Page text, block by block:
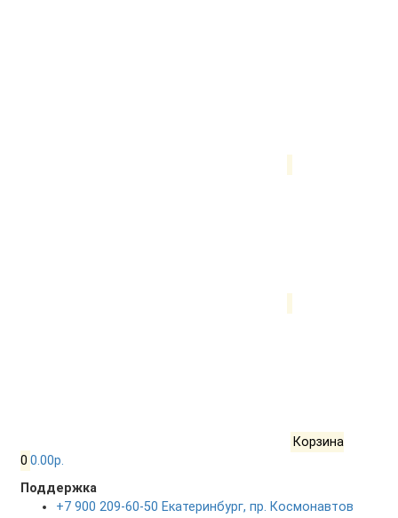
Корзина
0 0.00р.
Поддержка
+7 900 209-60-50 Екатеринбург, пр. Космонавтов